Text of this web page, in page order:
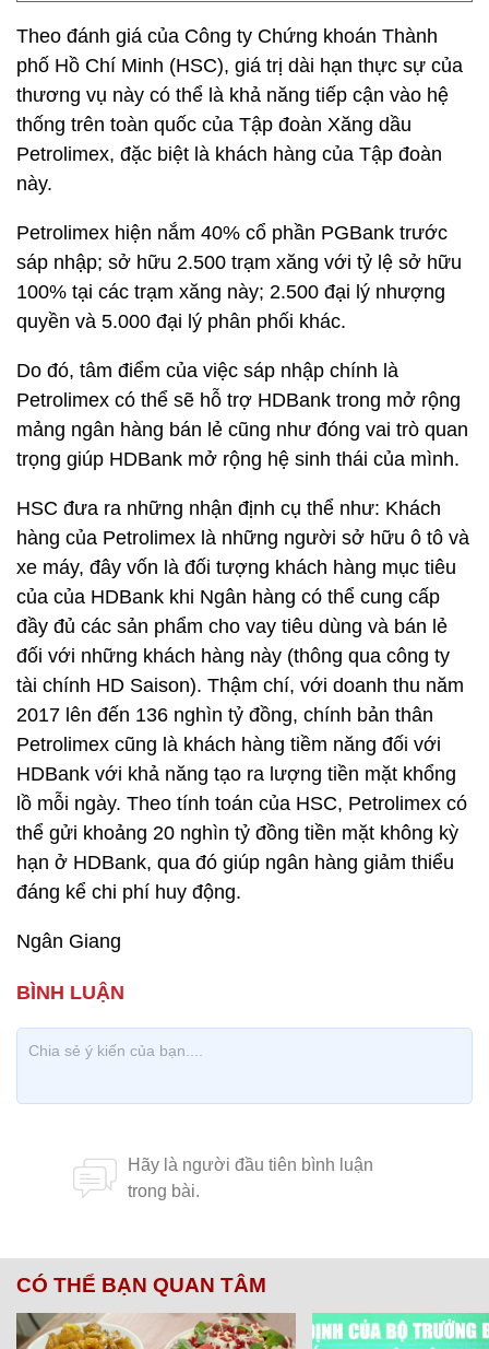
Theo đánh giá của Công ty Chứng khoán Thành
phố Hồ Chí Minh (HSC), giá trị dài hạn thực sự của
thương vụ này có thể là khả năng tiếp cận vào hệ
thống trên toàn quốc của Tập đoàn Xăng dầu
Petrolimex, đặc biệt là khách hàng của Tập đoàn
này.
Petrolimex hiện nắm 40% cổ phần PGBank trước
sáp nhập; sở hữu 2.500 trạm xăng với tỷ lệ sở hữu
100% tại các trạm xăng này; 2.500 đại lý nhượng
quyền và 5.000 đại lý phân phối khác.
Do đó, tâm điểm của việc sáp nhập chính là
Petrolimex có thể sẽ hỗ trợ HDBank trong mở rộng
mảng ngân hàng bán lẻ cũng như đóng vai trò quan
trọng giúp HDBank mở rộng hệ sinh thái của mình.
HSC đưa ra những nhận định cụ thể như: Khách
hàng của Petrolimex là những người sở hữu ô tô và
xe máy, đây vốn là đối tượng khách hàng mục tiêu
của của HDBank khi Ngân hàng có thể cung cấp
đầy đủ các sản phẩm cho vay tiêu dùng và bán lẻ
đối với những khách hàng này (thông qua công ty
tài chính HD Saison). Thậm chí, với doanh thu năm
2017 lên đến 136 nghìn tỷ đồng, chính bản thân
Petrolimex cũng là khách hàng tiềm năng đối với
HDBank với khả năng tạo ra lượng tiền mặt khổng
lồ mỗi ngày. Theo tính toán của HSC, Petrolimex có
thể gửi khoảng 20 nghìn tỷ đồng tiền mặt không kỳ
hạn ở HDBank, qua đó giúp ngân hàng giảm thiểu
đáng kể chi phí huy động.
Ngân Giang
CÓ THỂ BẠN QUAN TÂM